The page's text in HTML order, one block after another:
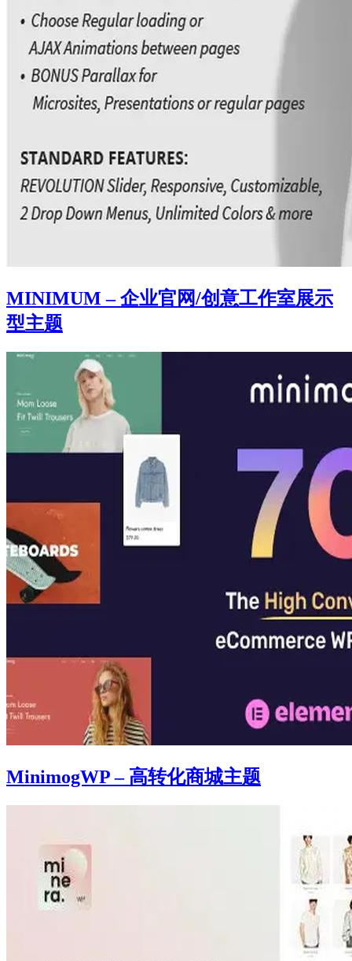
MINIMUM – 企业官网/创意工作室展示
型主题
MinimogWP – 高转化商城主题